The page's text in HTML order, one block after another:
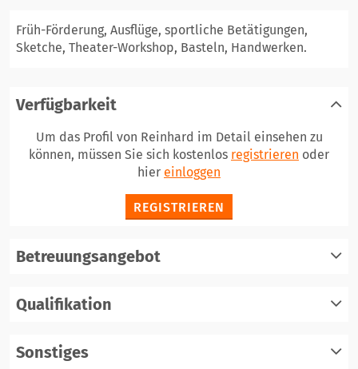
Früh-Förderung, Ausflüge, sportliche Betätigungen,
Sketche, Theater-Workshop, Basteln, Handwerken.
Verfügbarkeit
Um das Profil von Reinhard im Detail einsehen zu
können, müssen Sie sich kostenlos registrieren oder
hier einloggen
REGISTRIEREN
Betreuungsangebot
Qualifikation
Sonstiges